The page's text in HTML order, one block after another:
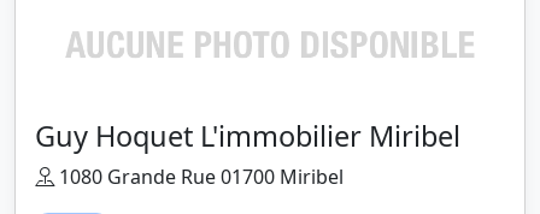
Guy Hoquet L'immobilier Miribel
1080 Grande Rue 01700 Miribel